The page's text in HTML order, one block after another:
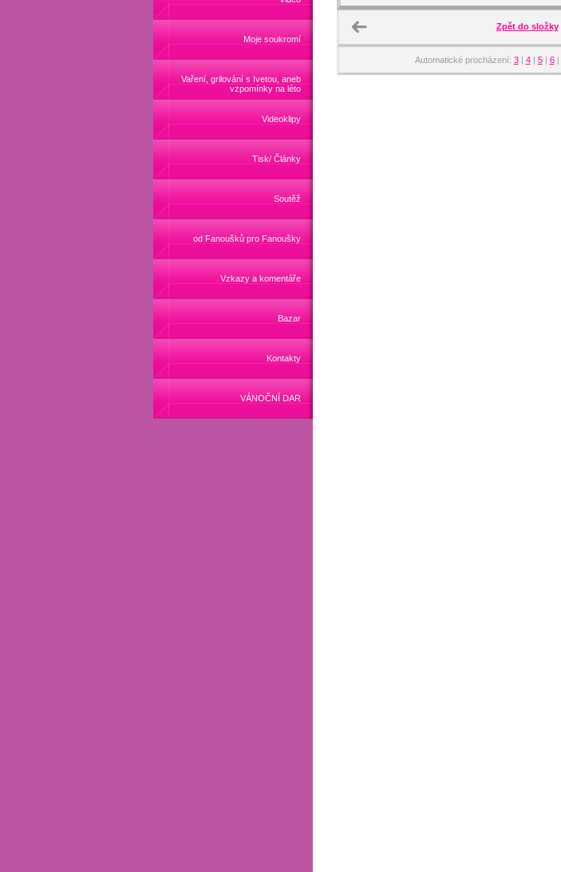
Moje soukromí
Vaření, grilování s Ivetou, aneb
vzpomínky na léto
Videoklipy
Tisk/ Články
Soutěž
od Fanoušků pro Fanoušky
Vzkazy a komentáře
Bazar
Kontakty
VÁNOČNÍ DAR
Zpět do složky
Automatické procházení: 3| 4| 5| 6|